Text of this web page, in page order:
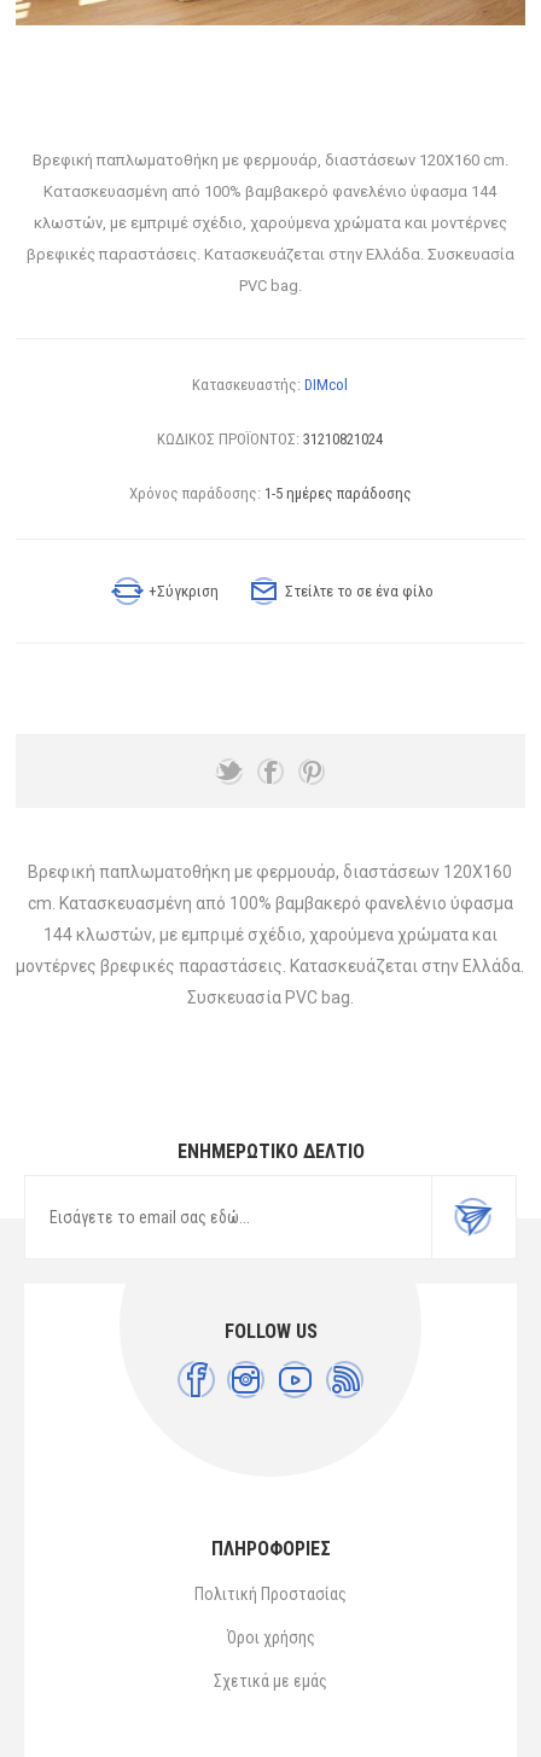
Βρεφική παπλωματοθήκη με φερμουάρ, διαστάσεων 120X160 cm.
Κατασκευασμένη από 100% βαμβακερό φανελένιο ύφασμα 144
κλωστών, με εμπριμέ σχέδιο, χαρούμενα χρώματα και μοντέρνες
βρεφικές παραστάσεις. Κατασκευάζεται στην Ελλάδα. Συσκευασία
PVC bag.
Κατασκευαστής: DIMcol
ΚΩΔΙΚΟΣ ΠΡΟΪΟΝΤΟΣ: 31210821024
Χρόνος παράδοσης: 1-5 ημέρες παράδοσης
+Σύγκριση Στείλτε το σε ένα φίλο
Βρεφική παπλωματοθήκη με φερμουάρ, διαστάσεων 120X160
cm. Κατασκευασμένη από 100% βαμβακερό φανελένιο ύφασμα
144 κλωστών, με εμπριμέ σχέδιο, χαρούμενα χρώματα και
μοντέρνες βρεφικές παραστάσεις. Κατασκευάζεται στην Ελλάδα.
Συσκευασία PVC bag.
ΕΝΗΜΕΡΩΤΙΚΌ ΔΕΛΤΊΟ
FOLLOW US
ΠΛΗΡΟΦΟΡΙΕΣ
Πολιτική Προστασίας
Όροι χρήσης
Σχετικά με εμάς